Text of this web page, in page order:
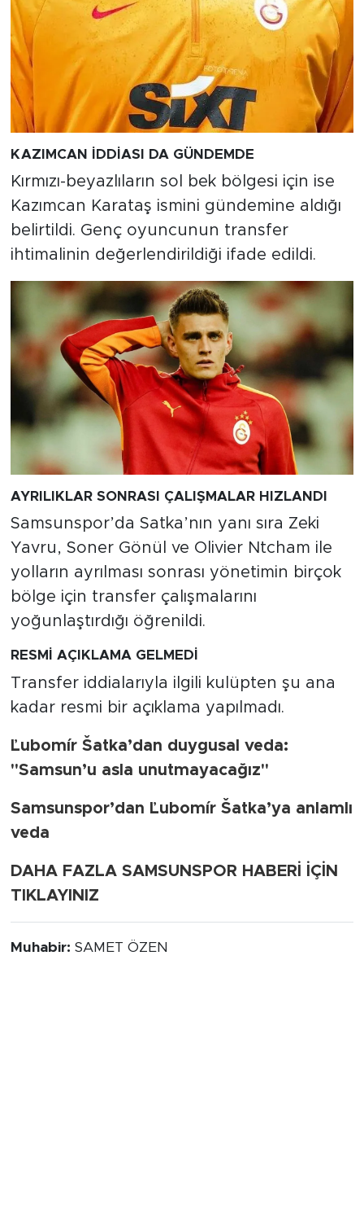
KAZIMCAN İDDİASI DA GÜNDEMDE
Kırmızı-beyazlıların sol bek bölgesi için ise
Kazımcan Karataş ismini gündemine aldığı
belirtildi. Genç oyuncunun transfer
ihtimalinin değerlendirildiği ifade edildi.
AYRILIKLAR SONRASI ÇALIŞMALAR HIZLANDI
Samsunspor’da Satka’nın yanı sıra Zeki
Yavru, Soner Gönül ve Olivier Ntcham ile
yolların ayrılması sonrası yönetimin birçok
bölge için transfer çalışmalarını
yoğunlaştırdığı öğrenildi.
RESMİ AÇIKLAMA GELMEDİ
Transfer iddialarıyla ilgili kulüpten şu ana
kadar resmi bir açıklama yapılmadı.
Ľubomír Šatka’dan duygusal veda:
"Samsun’u asla unutmayacağız"
Samsunspor’dan Ľubomír Šatka’ya anlamlı
veda
DAHA FAZLA SAMSUNSPOR HABERİ İÇİN
TIKLAYINIZ
Muhabir: SAMET ÖZEN